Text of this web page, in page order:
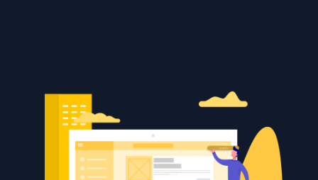
還沒有專屬您的域名？
查詢看看吧